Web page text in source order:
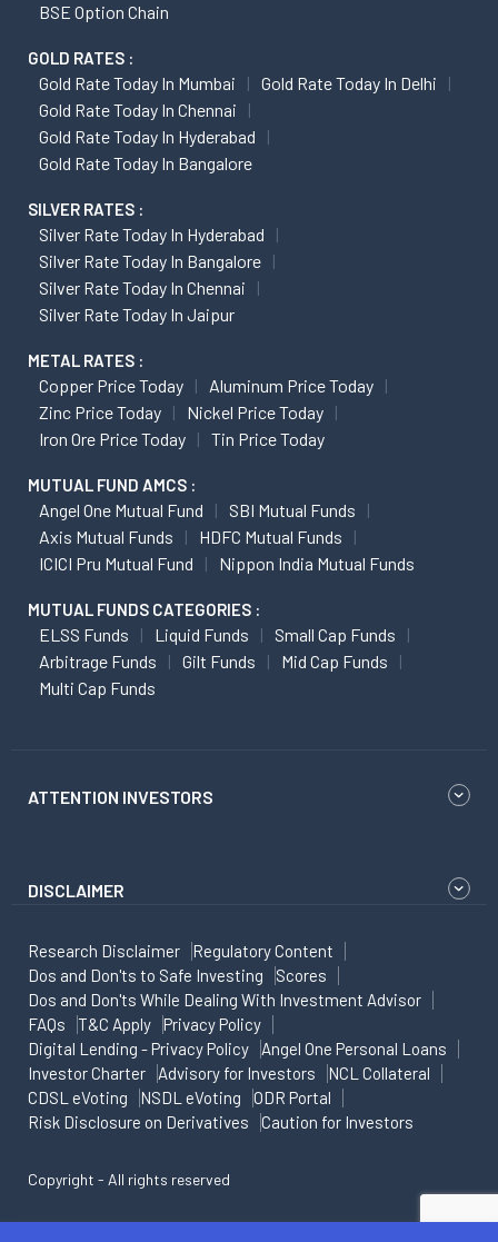
BSE Option Chain
GOLD RATES :
Gold Rate Today In Mumbai
Gold Rate Today In Delhi
Gold Rate Today In Chennai
Gold Rate Today In Hyderabad
Gold Rate Today In Bangalore
SILVER RATES :
Silver Rate Today In Hyderabad
Silver Rate Today In Bangalore
Silver Rate Today In Chennai
Silver Rate Today In Jaipur
METAL RATES :
Copper Price Today
Aluminum Price Today
Zinc Price Today
Nickel Price Today
Iron Ore Price Today
Tin Price Today
MUTUAL FUND AMCS :
Angel One Mutual Fund
SBI Mutual Funds
Axis Mutual Funds
HDFC Mutual Funds
ICICI Pru Mutual Fund
Nippon India Mutual Funds
MUTUAL FUNDS CATEGORIES :
ELSS Funds Liquid Funds
Small Cap Funds
Arbitrage Funds
Gilt Funds
Mid Cap Funds
Multi Cap Funds
ATTENTION INVESTORS
DISCLAIMER
Research Disclaimer
Regulatory Content
Dos and Don'ts to Safe Investing
Scores
Dos and Don'ts While Dealing With Investment Advisor
FAQs
T&C Apply
Privacy Policy
Digital Lending - Privacy Policy
Angel One Personal Loans
Investor Charter
Advisory for Investors
NCL Collateral
CDSL eVoting
NSDL eVoting
ODR Portal
Risk Disclosure on Derivatives
Caution for Investors
Copyright - All rights reserved